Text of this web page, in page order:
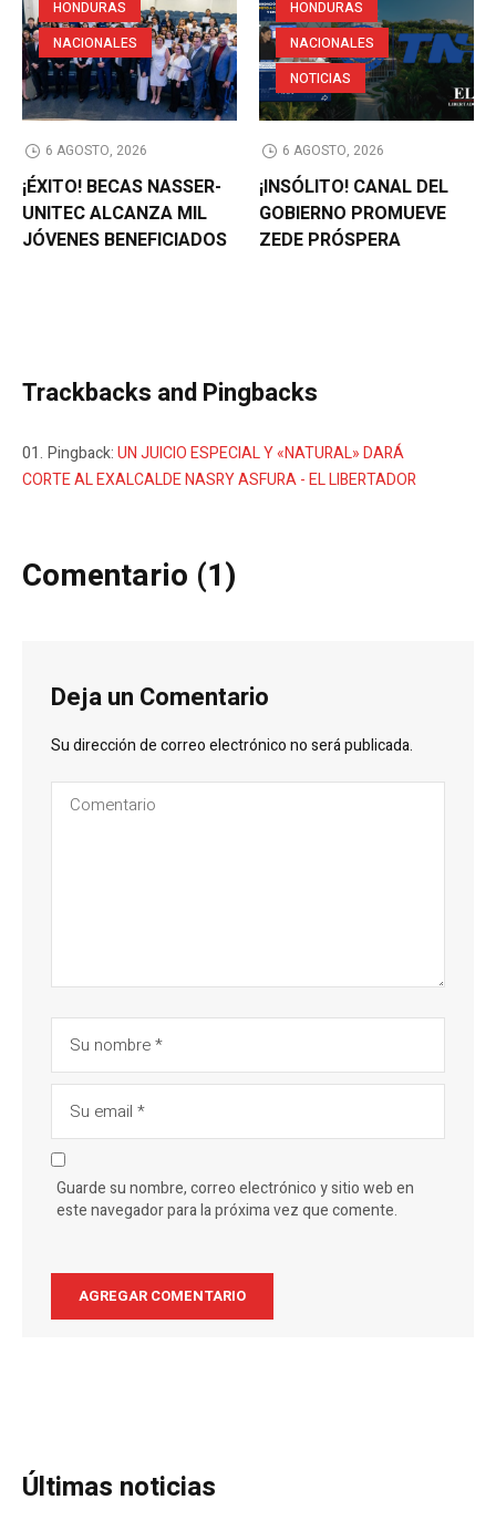
HONDURAS
NACIONALES
6 AGOSTO, 2026
¡ÉXITO! BECAS NASSER-
UNITEC ALCANZA MIL
JÓVENES BENEFICIADOS
HONDURAS
NACIONALES
NOTICIAS
6 AGOSTO, 2026
¡INSÓLITO! CANAL DEL
GOBIERNO PROMUEVE
ZEDE PRÓSPERA
Trackbacks and Pingbacks
Pingback:UN JUICIO ESPECIAL Y «NATURAL» DARÁ
CORTE AL EXALCALDE NASRY ASFURA - EL LIBERTADOR
Comentario (1)
Deja un Comentario
Su dirección de correo electrónico no será publicada.
Guarde su nombre, correo electrónico y sitio web en
este navegador para la próxima vez que comente.
Últimas noticias